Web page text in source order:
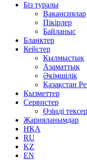
Біз туралы
Вакансиялар
Пікірлер
Байланыс
Бланктер
Кейстер
Қылмыстық
Азаматтық
Әкімшілік
Қазақстан
Қызметтер
Сервистер
Өзіңді тексер
Жарияланымдар
НҚА
RU
KZ
EN